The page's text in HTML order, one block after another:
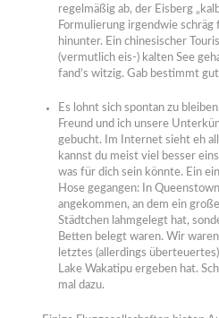
regelmäßig ab, der Eisberg
Formulierung irgendwie schräg
hinunter. Ein chinesischer
(vermutlich eis-) kalten See
fand’s witzig. Gab bestimmt
Es lohnt sich spontan zu
Freund und ich unsere
gebucht. Im Internet sieht eh
kannst du meist viel besser
was für dich sein könnte. Ein
Hose gegangen: In
angekommen, an dem ein
Städtchen lahmgelegt hat,
Betten belegt waren. Wir
letztes (allerdings
Lake Wakatipu ergeben hat.
mal dazu.